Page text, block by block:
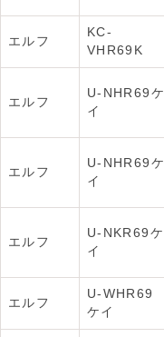
エルフ
KC-
VHR69K
エルフ
U-NHR69ケ
イ
エルフ
U-NHR69ケ
イ
エルフ
U-NKR69ケ
イ
エルフ
U-WHR69
ケイ